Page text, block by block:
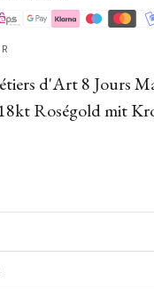
d'Art 8 Jours
Roségold mit